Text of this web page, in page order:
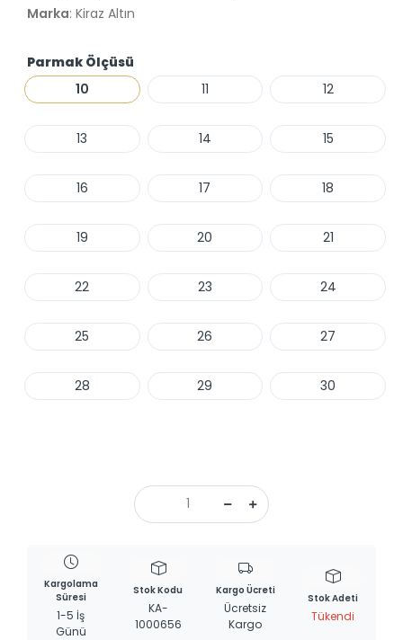
Marka: Kiraz Altın
Parmak Ölçüsü
10
11 12
13 14 15
16 17 18
19 20 21
22 23 24
25 26 27
28 29 30
Kargolama
Süresi
1-5 İş
Günü
Stok Kodu
KA-
1000656
Kargo Ücreti
Ücretsiz
Kargo
Stok Adeti
Tükendi